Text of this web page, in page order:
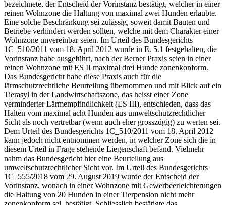
bezeichnete, der Entscheid der Vorinstanz bestätigt, welcher in einer
reinen Wohnzone die Haltung von maximal zwei Hunden erlaubte.
Eine solche Beschränkung sei zulässig, soweit damit Bauten und
Betriebe verhindert werden sollten, welche mit dem Charakter einer
Wohnzone unvereinbar seien. Im Urteil des Bundesgerichts
1C_510/2011 vom 18. April 2012 wurde in E. 5.1 festgehalten, die
Vorinstanz habe ausgeführt, nach der Berner Praxis seien in einer
reinen Wohnzone mit ES II maximal drei Hunde zonenkonform.
Das Bundesgericht habe diese Praxis auch für die
lärmschutzrechtliche Beurteilung übernommen und mit Blick auf ein
Tierasyl in der Landwirtschaftszone, das heisst einer Zone
verminderter Lärmempfindlichkeit (ES III), entschieden, dass das
Halten vom maximal acht Hunden aus umweltschutzrechtlicher
Sicht als noch vertretbar (wenn auch eher grosszügig) zu werten sei.
Dem Urteil des Bundesgerichts 1C_510/2011 vom 18. April 2012
kann jedoch nicht entnommen werden, in welcher Zone sich die in
diesem Urteil in Frage stehende Liegenschaft befand. Vielmehr
nahm das Bundesgericht hier eine Beurteilung aus
umweltschutzrechtlicher Sicht vor. Im Urteil des Bundesgerichts
1C_555/2018 vom 29. August 2019 wurde der Entscheid der
Vorinstanz, wonach in einer Wohnzone mit Gewerbeerleichterungen
die Haltung von 20 Hunden in einer Tierpension nicht mehr